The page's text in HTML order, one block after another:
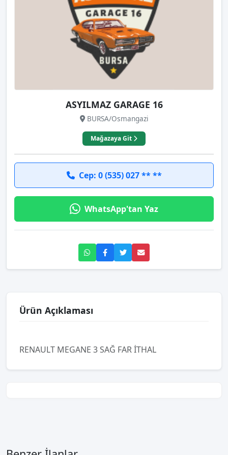
ASYILMAZ GARAGE 16
BURSA/Osmangazi
Mağazaya Git
Cep: 0 (535) 027 ** **
WhatsApp'tan Yaz
Ürün Açıklaması
RENAULT MEGANE 3 SAĞ FAR İTHAL